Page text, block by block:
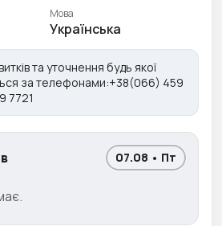
Мова
Українська
та уточнення будь якої
за телефонами:+38(066) 459
7721
07.08 • Пт